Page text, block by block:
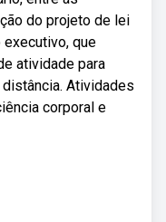
do projeto de lei
que
atividade para
Atividades
corporal e